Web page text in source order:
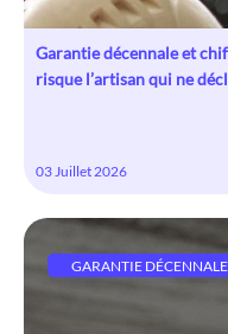
Garantie décennale et
risque l’artisan qui ne
03 Juillet 2026
GARANTIE DÉCENNALE